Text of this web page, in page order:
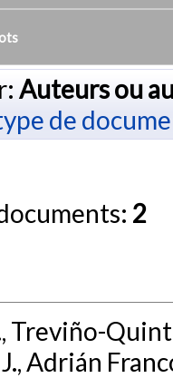
Auteurs ou
de
2
Treviño-
Adrián